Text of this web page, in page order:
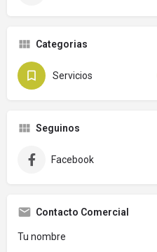
Categorias
Servicios
Seguinos
Facebook
Contacto Comercial
Tu nombre